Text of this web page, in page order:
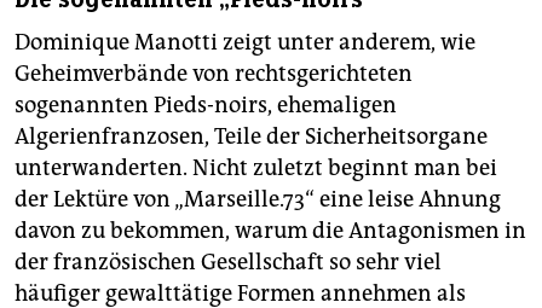
Dominique Manotti zeigt unter anderem, wie
Geheimverbände von rechtsgerichteten
sogenannten Pieds-­noirs, ehemaligen
Algerienfranzosen, Teile der Sicherheitsorgane
unterwanderten. Nicht zuletzt beginnt man bei
der Lektüre von „Marseille.73“ eine leise Ahnung
davon zu bekommen, warum die Antagonismen in
der französischen Gesellschaft so sehr viel
häufiger gewalttätige Formen annehmen als